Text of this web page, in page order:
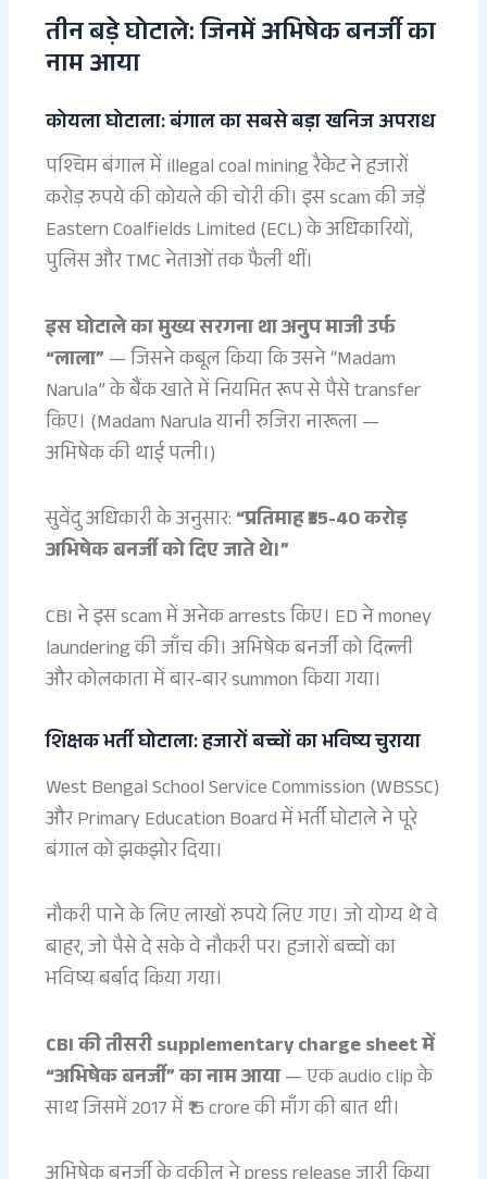
तीन बड़े घोटाले: जिनमें अभिषेक बनर्जी का
नाम आया
कोयला घोटाला: बंगाल का सबसे बड़ा खनिज अपराध
पश्चिम बंगाल में illegal coal mining रैकेट ने हजारों
करोड़ रुपये की कोयले की चोरी की। इस scam की जड़ें
Eastern Coalfields Limited (ECL) के अधिकारियों,
पुलिस और TMC नेताओं तक फैली थीं।
इस घोटाले का मुख्य सरगना था अनुप माजी उर्फ
“लाला” — जिसने कबूल किया कि उसने “Madam
Narula” के बैंक खाते में नियमित रूप से पैसे transfer
किए। (Madam Narula यानी रुजिरा नारूला —
अभिषेक की थाई पत्नी।)
सुवेंदु अधिकारी के अनुसार: “प्रतिमाह ₹35-40 करोड़
अभिषेक बनर्जी को दिए जाते थे।”
CBI ने इस scam में अनेक arrests किए। ED ने money
laundering की जाँच की। अभिषेक बनर्जी को दिल्ली
और कोलकाता में बार-बार summon किया गया।
शिक्षक भर्ती घोटाला: हजारों बच्चों का भविष्य चुराया
West Bengal School Service Commission (WBSSC)
और Primary Education Board में भर्ती घोटाले ने पूरे
बंगाल को झकझोर दिया।
नौकरी पाने के लिए लाखों रुपये लिए गए। जो योग्य थे वे
बाहर, जो पैसे दे सके वे नौकरी पर। हजारों बच्चों का
भविष्य बर्बाद किया गया।
CBI की तीसरी supplementary charge sheet में
“अभिषेक बनर्जी” का नाम आया— एक audio clip के
साथ जिसमें 2017 में ₹15 crore की माँग की बात थी।